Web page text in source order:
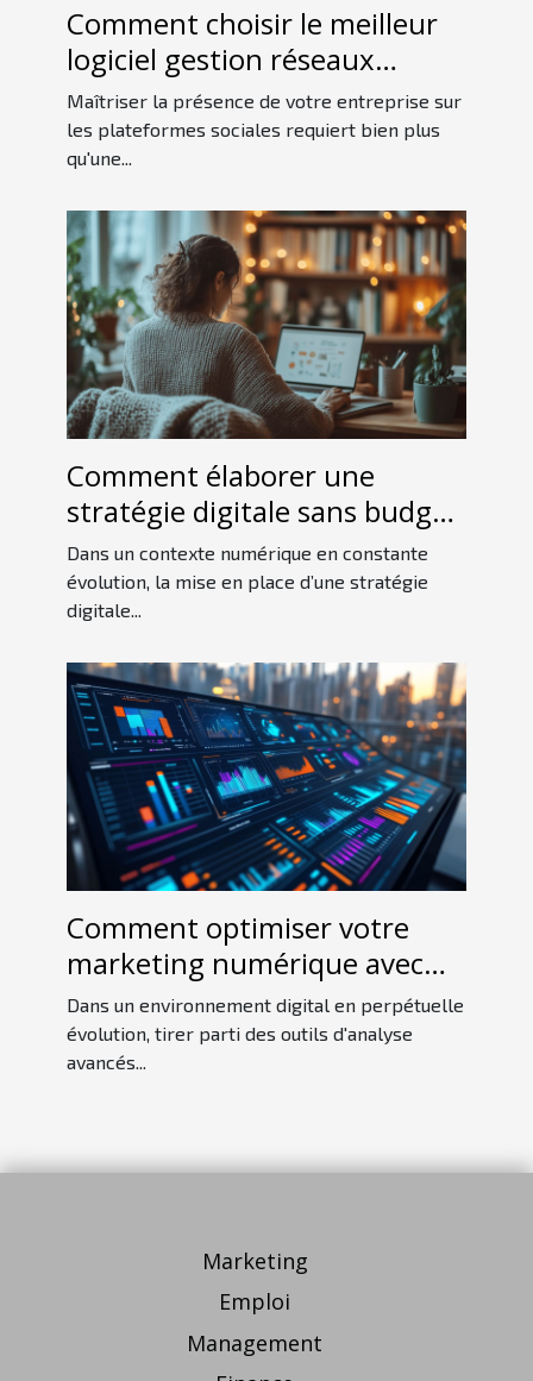
Comment choisir le meilleur
logiciel gestion réseaux
sociaux pour votre entreprise
Maîtriser la présence de votre entreprise sur
les plateformes sociales requiert bien plus
qu'une...
Comment élaborer une
stratégie digitale sans budget
conséquent ?
Dans un contexte numérique en constante
évolution, la mise en place d’une stratégie
digitale...
Comment optimiser votre
marketing numérique avec
des outils d'analyse avancés ?
Dans un environnement digital en perpétuelle
évolution, tirer parti des outils d'analyse
avancés...
Marketing
Emploi
Management